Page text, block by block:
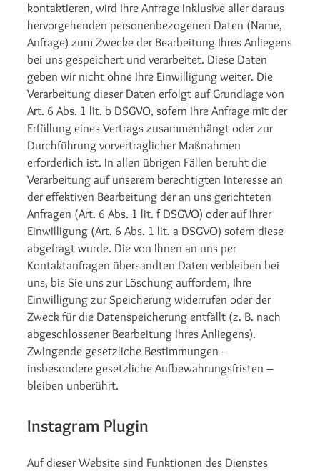
kontaktieren, wird Ihre Anfrage inklusive aller daraus
hervorgehenden personenbezogenen Daten (Name,
Anfrage) zum Zwecke der Bearbeitung Ihres Anliegens
bei uns gespeichert und verarbeitet. Diese Daten
geben wir nicht ohne Ihre Einwilligung weiter. Die
Verarbeitung dieser Daten erfolgt auf Grundlage von
Art. 6 Abs. 1 lit. b DSGVO, sofern Ihre Anfrage mit der
Erfüllung eines Vertrags zusammenhängt oder zur
Durchführung vorvertraglicher Maßnahmen
erforderlich ist. In allen übrigen Fällen beruht die
Verarbeitung auf unserem berechtigten Interesse an
der effektiven Bearbeitung der an uns gerichteten
Anfragen (Art. 6 Abs. 1 lit. f DSGVO) oder auf Ihrer
Einwilligung (Art. 6 Abs. 1 lit. a DSGVO) sofern diese
abgefragt wurde. Die von Ihnen an uns per
Kontaktanfragen übersandten Daten verbleiben bei
uns, bis Sie uns zur Löschung auffordern, Ihre
Einwilligung zur Speicherung widerrufen oder der
Zweck für die Datenspeicherung entfällt (z. B. nach
abgeschlossener Bearbeitung Ihres Anliegens).
Zwingende gesetzliche Bestimmungen –
insbesondere gesetzliche Aufbewahrungsfristen –
bleiben unberührt.
Instagram Plugin
Auf dieser Website sind Funktionen des Dienstes